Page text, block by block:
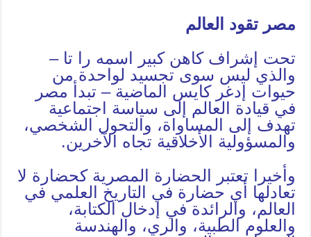
مصر تقود العالم
تحت إشراف كاهن كبير اسمه را تا –
والذي ليس سوى تجسيد لواحدة من
حيوات إدغر كايس الماضية – تبدأ مصر
في قيادة العالم إلى سياسة اجتماعية
تهدف إلى المساواة، والتحول الشخصي،
والمسؤولية الأخلاقية تجاه الآخرين.
وأخيرا تعتبر الحضارة المصرية كحضارة لا
تعادلها أي حضارة في التاريخ العلمي في
العالم، والرائدة في إدخال الكتابة،
والعلوم الطبية، والري، والهندسة